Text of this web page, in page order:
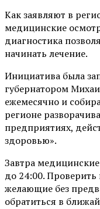
Как заявляют в
медицинские
диагностика
начинать лечение.
Инициатива была
губернатором
ежемесячно и
регионе
предприятиях,
здоровью».
Завтра
до 24:00. Проверить
желающие без
обратиться в